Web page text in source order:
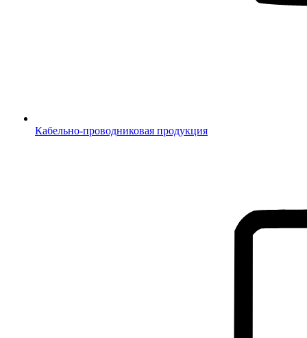
Кабельно-проводниковая продукция